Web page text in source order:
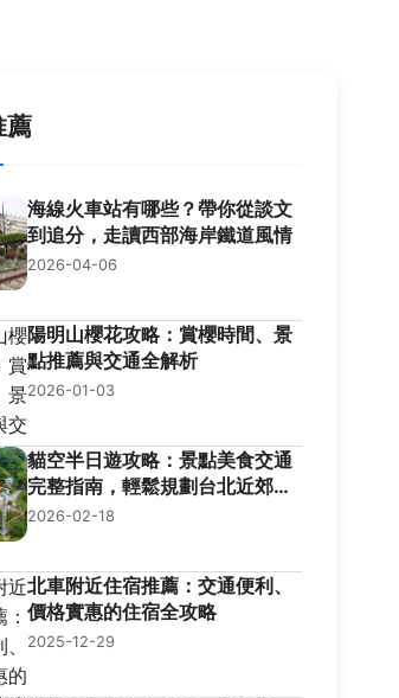
薦
海線火車站有哪些？帶你從談文
到追分，走讀西部海岸鐵道風情
2026-04-06
陽明山櫻花攻略：賞櫻時間、景
點推薦與交通全解析
2026-01-03
貓空半日遊攻略：景點美食交通
完整指南，輕鬆規劃台北近郊之
旅
2026-02-18
北車附近住宿推薦：交通便利、
價格實惠的住宿全攻略
2025-12-29